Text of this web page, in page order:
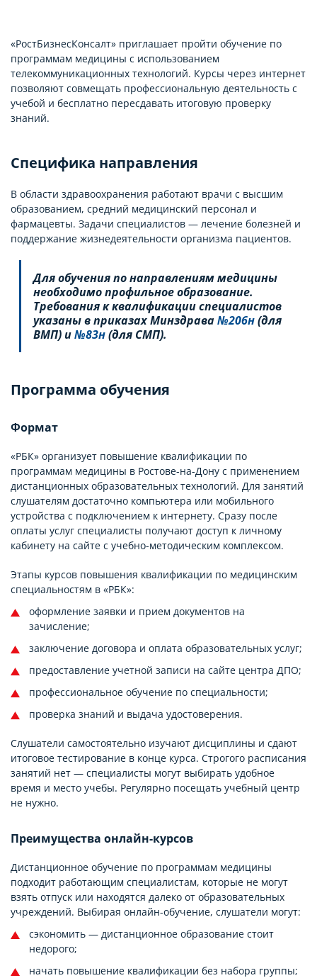
«РостБизнесКонсалт» приглашает пройти обучение по
программам медицины с использованием
телекоммуникационных технологий. Курсы через интернет
позволяют совмещать профессиональную деятельность с
учебой и бесплатно пересдавать итоговую проверку
знаний.
Специфика направления
В области здравоохранения работают врачи с высшим
образованием, средний медицинский персонал и
фармацевты. Задачи специалистов — лечение болезней и
поддержание жизнедеятельности организма пациентов.
Для обучения по направлениям медицины
необходимо профильное образование.
Требования к квалификации специалистов
указаны в приказах Минздрава№206н(для
ВМП) и№83н(для СМП).
Программа обучения
Формат
«РБК» организует повышение квалификации по
программам медицины в Ростове-на-Дону с применением
дистанционных образовательных технологий. Для занятий
слушателям достаточно компьютера или мобильного
устройства с подключением к интернету. Сразу после
оплаты услуг специалисты получают доступ к личному
кабинету на сайте с учебно-методическим комплексом.
Этапы курсов повышения квалификации по медицинским
специальностям в «РБК»:
оформление заявки и прием документов на
зачисление;
заключение договора и оплата образовательных услуг;
предоставление учетной записи на сайте центра ДПО;
профессиональное обучение по специальности;
проверка знаний и выдача удостоверения.
Слушатели самостоятельно изучают дисциплины и сдают
итоговое тестирование в конце курса. Строгого расписания
занятий нет — специалисты могут выбирать удобное
время и место учебы. Регулярно посещать учебный центр
не нужно.
Преимущества онлайн-курсов
Дистанционное обучение по программам медицины
подходит работающим специалистам, которые не могут
взять отпуск или находятся далеко от образовательных
учреждений. Выбирая онлайн-обучение, слушатели могут:
сэкономить — дистанционное образование стоит
недорого;
начать повышение квалификации без набора группы;